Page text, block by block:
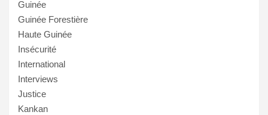
Guinée
Guinée Forestière
Haute Guinée
Insécurité
International
Interviews
Justice
Kankan